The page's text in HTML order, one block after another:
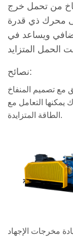
مراقبة
الاهتزاز
والضوضاء
4.3
الدوري
والاستبدال
5
Methods
Output
من تحمل خرج
محرك ذي قدرة
ويساعد في
نصائح:
يمكنها التعامل مع
الطاقة المتزايدة.
مخرجات الإجهاد